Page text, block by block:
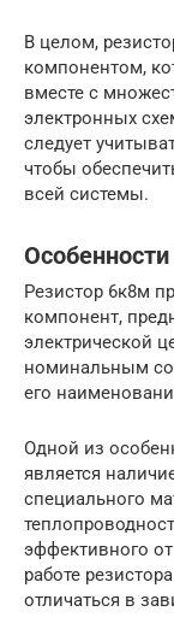
В целом,
компонентом,
вместе с
электронных
следует
чтобы
всей системы.
Резистор 6к8м
компонент,
электрической
номинальным
его
Одной из
является
специального
эффективного
работе
отличаться в